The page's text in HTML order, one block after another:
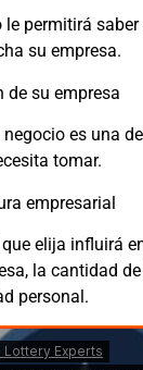
le permitirá
su empresa.
de su empresa
es una
tomar.
empresarial
elija influirá
la cantidad
personal.